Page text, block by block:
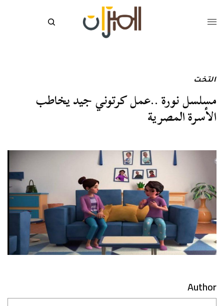
التخت
مسلسل نورة ..عمل كرتوني جيد يخاطب
الأسرة المصرية
Author